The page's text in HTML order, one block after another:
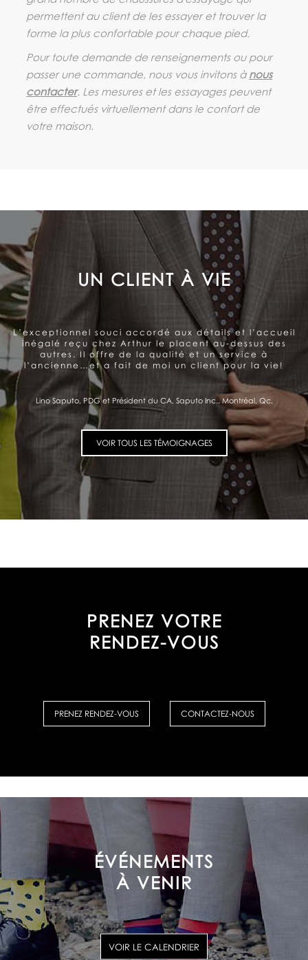
permettent au client de les essayer et trouver la
forme la plus confortable pour chaque pied.
Pour toute demande de renseignements ou pour
passer une commande, nous vous invitons à nous
contacter. Les mesures et les essayages peuvent
être effectués virtuellement dans le confort de
votre maison.
LE SOUCI DE LA SATISFACTION
DU CLIENT
Arthur offre un service très personnalisé et
professionnel. Belle gamme de produits. Le souci de la
satisfaction du client se ressent et me donne
Pierre Fitzgibbon, Ministre de l'Économie et de l'Innovation, Québec, Qc.
VOIR TOUS LES TÉMOIGNAGES
PRENEZ VOTRE
RENDEZ-VOUS
PRENEZ RENDEZ-VOUS CONTACTEZ-NOUS
ÉVÉNEMENTS
À VENIR
VOIR LE CALENDRIER